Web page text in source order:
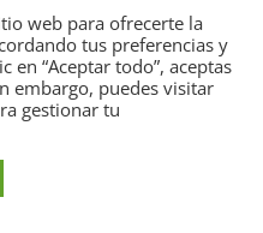
web para ofrecerte la
tus preferencias y
en “Aceptar todo”, aceptas
embargo, puedes visitar
gestionar tu